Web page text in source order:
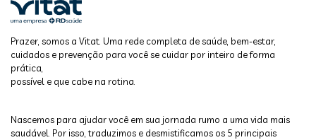
Prazer, somos a Vitat. Uma rede completa de saúde, bem-estar,
cuidados e prevenção para você se cuidar por inteiro de forma
prática,
possível e que cabe na rotina.
Nascemos para ajudar você em sua jornada rumo a uma vida mais
saudável. Por isso, traduzimos e desmistificamos os 5 principais